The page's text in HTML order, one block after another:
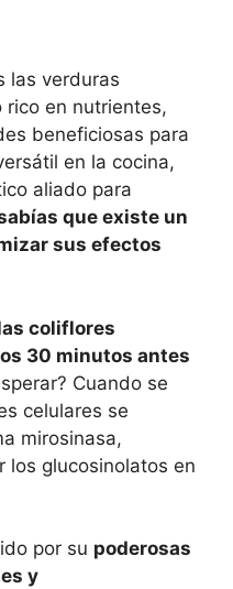
las verduras
rico en nutrientes,
beneficiosas para
en la cocina,
aliado para
que existe un
sus efectos
coliflores
30 minutos antes
Cuando se
celulares se
mirosinasa,
los glucosinolatos en
por su poderosas
y